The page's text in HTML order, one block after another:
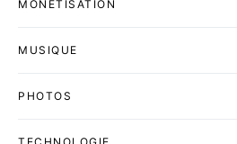
MONÉTISATION
MUSIQUE
PHOTOS